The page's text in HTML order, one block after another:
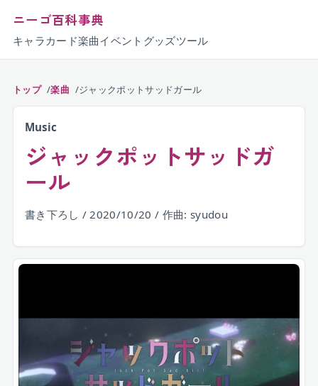
ニーゴ百科事典
キャラ カード楽曲イベント グッズツール
トップ 楽曲 ジャックポットサッドガール
Music
ジャックポットサッドガ
ール
書き下ろし / 2020/10/20 / 作曲: syudou